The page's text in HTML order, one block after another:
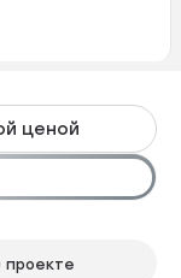
ценой
проекте